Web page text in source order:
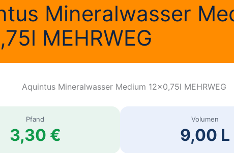
Mineralwasser
MEHRWEG
Pfand
3,30 €
Volumen
9,00 L